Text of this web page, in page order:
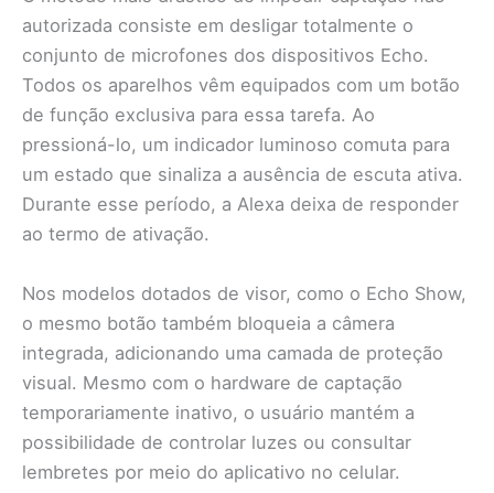
autorizada consiste em desligar totalmente o
conjunto de microfones dos dispositivos Echo.
Todos os aparelhos vêm equipados com um botão
de função exclusiva para essa tarefa. Ao
pressioná-lo, um indicador luminoso comuta para
um estado que sinaliza a ausência de escuta ativa.
Durante esse período, a Alexa deixa de responder
ao termo de ativação.
Nos modelos dotados de visor, como o Echo Show,
o mesmo botão também bloqueia a câmera
integrada, adicionando uma camada de proteção
visual. Mesmo com o hardware de captação
temporariamente inativo, o usuário mantém a
possibilidade de controlar luzes ou consultar
lembretes por meio do aplicativo no celular.